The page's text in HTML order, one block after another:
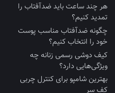
هر چند ساعت باید ضدآفتاب را
تمدید کنیم؟
چگونه ضدآفتاب مناسب پوست
خود را انتخاب کنیم؟
کیف دوشی رسمی زنانه چه
ویژگی‌هایی دارد؟
بهترین شامپو برای کنترل چربی
کف سر